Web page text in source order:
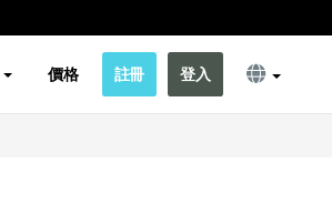
價格 註冊 登入